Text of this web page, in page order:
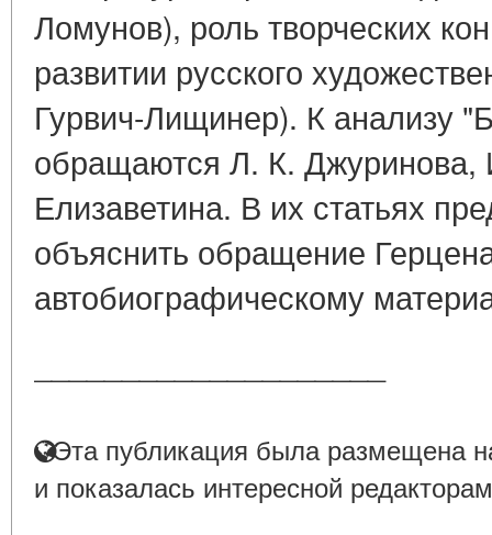
Ломунов), роль творческих
развитии русского
Гурвич-Лищинер). К анализу
обращаются Л. К. Джуринова,
Елизаветина. В их статьях
объяснить обращение
автобиографическому
Эта публикация была размещена
и показалась интересной